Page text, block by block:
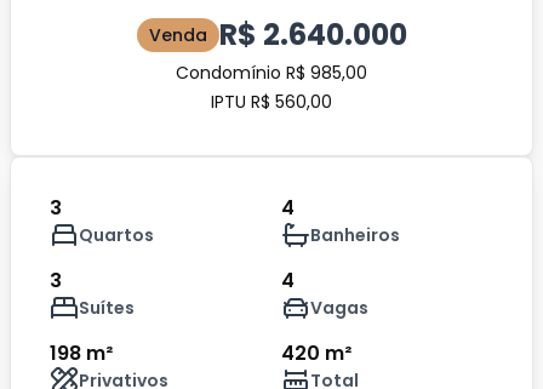
Venda R$ 2.640.000
Condomínio R$ 985,00
IPTU R$ 560,00
3
Quartos
4
Banheiros
3
Suítes
4
Vagas
198 m²
Privativos
420 m²
Total